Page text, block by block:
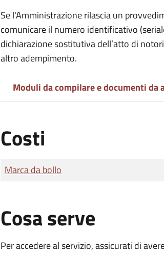
Se l'Amministrazione rilascia un
comunicare il numero identificativo
dichiarazione sostitutiva dell’atto di
altro adempimento.
Moduli da compilare e documenti da
Costi
Tipo di pagamento
Importo
Marca da bollo
Cosa serve
Per accedere al servizio, assicurati di